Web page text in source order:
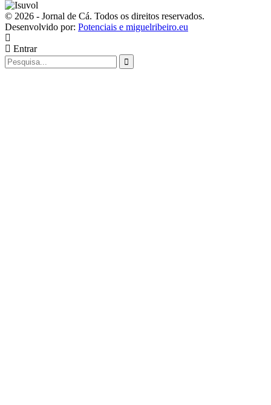
© 2026 - Jornal de Cá. Todos os direitos reservados.
Desenvolvido por: Potenciais e miguelribeiro.eu
Entrar